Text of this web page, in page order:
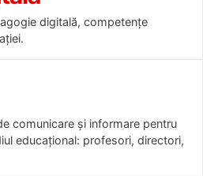
digitală, competențe
comunicare și informare pentru
educațional: profesori, directori,